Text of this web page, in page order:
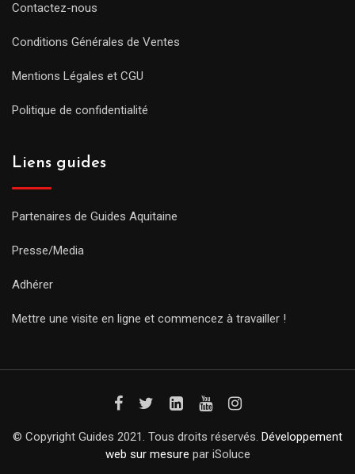
Contactez-nous
Conditions Générales de Ventes
Mentions Légales et CGU
Politique de confidentialité
Liens guides
Partenaires de Guides Aquitaine
Presse/Media
Adhérer
Mettre une visite en ligne et commencez à travailler !
© Copyright Guides 2021. Tous droits réservés. Développement
web sur mesure par iSoluce